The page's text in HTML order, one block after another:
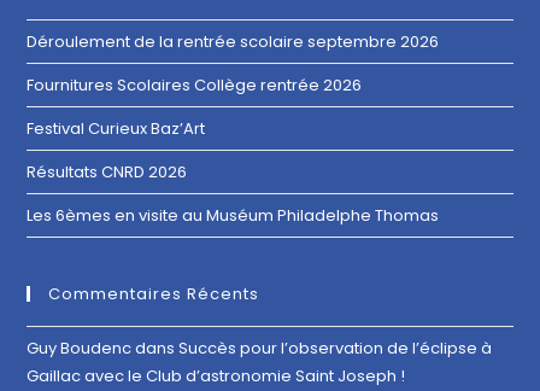
Déroulement de la rentrée scolaire septembre 2026
Fournitures Scolaires Collège rentrée 2026
Festival Curieux Baz’Art
Résultats CNRD 2026
Les 6èmes en visite au Muséum Philadelphe Thomas
Commentaires Récents
Guy BoudencdansSuccès pour l’observation de l’éclipse à
Gaillac avec le Club d’astronomie Saint Joseph !